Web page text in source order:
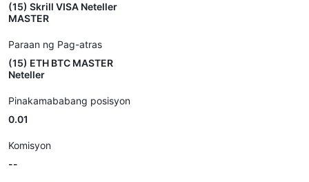
(15) Skrill VISA Neteller
MASTER
Paraan ng Pag-atras
(15) ETH BTC MASTER
Neteller
Pinakamababang posisyon
0.01
Komisyon
--